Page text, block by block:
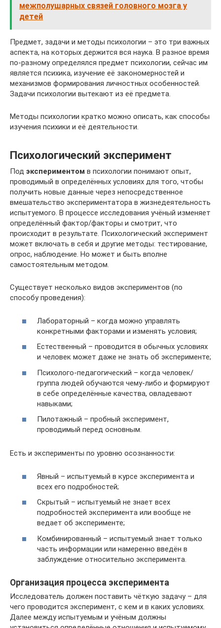
межполушарных связей головного мозга у
детей
Предмет, задачи и методы психологии – это три важных
аспекта, на которых держится вся наука. В разное время
по-разному определялся предмет психологии, сейчас им
является психика, изучение её закономерностей и
механизмов формирования личностных особенностей.
Задачи психологии вытекают из её предмета.
Методы психологии кратко можно описать, как способы
изучения психики и её деятельности.
Психологический эксперимент
Под экспериментом в психологии понимают опыт,
проводимый в определённых условиях для того, чтобы
получить новые данные через непосредственное
вмешательство экспериментатора в жизнедеятельность
испытуемого. В процессе исследования учёный изменяет
определённый фактор/факторы и смотрит, что
происходит в результате. Психологический эксперимент
может включать в себя и другие методы: тестирование,
опрос, наблюдение. Но может и быть вполне
самостоятельным методом.
Существует несколько видов экспериментов (по
способу проведения):
Лабораторный – когда можно управлять
конкретными факторами и изменять условия;
Естественный – проводится в обычных условиях
и человек может даже не знать об эксперименте;
Психолого-педагогический – когда человек/
группа людей обучаются чему-либо и формируют
в себе определённые качества, овладевают
навыками;
Пилотажный – пробный эксперимент,
проводимый перед основным.
Есть и эксперименты по уровню осознанности:
Явный – испытуемый в курсе эксперимента и
всех его подробностей;
Скрытый – испытуемый не знает всех
подробностей эксперимента или вообще не
ведает об эксперименте;
Комбинированный – испытуемый знает только
часть информации или намеренно введён в
заблуждение относительно эксперимента.
Организация процесса эксперимента
Исследователь должен поставить чёткую задачу – для
чего проводится эксперимент, с кем и в каких условиях.
Далее между испытуемым и учёным должны